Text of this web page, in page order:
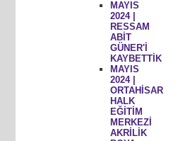
MAYIS
2024 |
RESSAM
ABİT
GÜNER'İ
KAYBETTİK
MAYIS
2024 |
ORTAHİSAR
HALK
EĞİTİM
MERKEZİ
AKRİLİK